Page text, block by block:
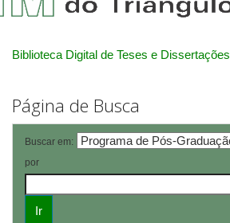
Biblioteca Digital de Teses e Dissertações
Página de Busca
Buscar em:
por